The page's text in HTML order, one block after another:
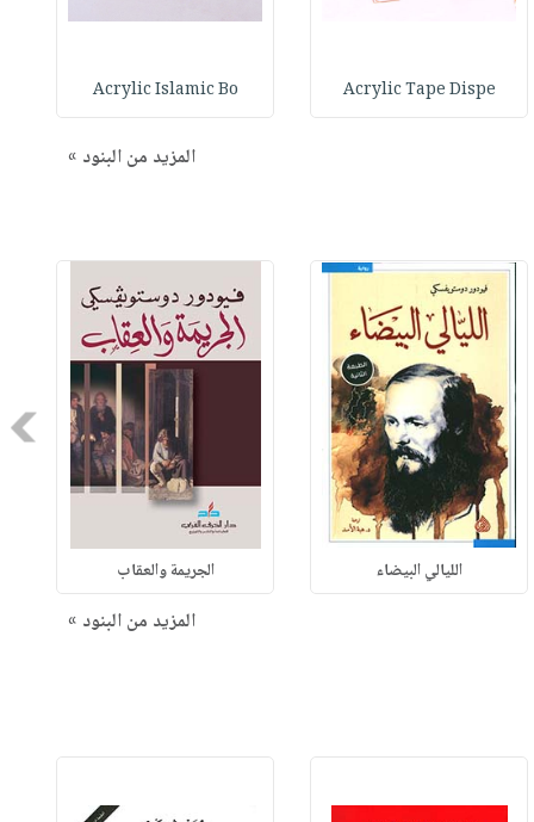
Acrylic Tape Dispe
Acrylic Islamic Bo
المزيد من البنود »
الليالي البيضاء الجريمة والعقاب
المزيد من البنود »